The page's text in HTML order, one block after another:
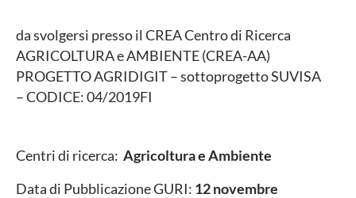
da svolgersi presso il CREA Centro di Ricerca
AGRICOLTURA e AMBIENTE (CREA-AA)
PROGETTO AGRIDIGIT – sottoprogetto SUVISA
– CODICE: 04/2019FI
Centri di ricerca: Agricoltura e Ambiente
Data di Pubblicazione GURI: 12 novembre